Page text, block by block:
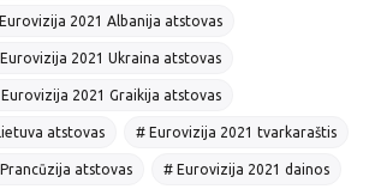
2021 Albanija atstovas
2021 Ukraina atstovas
2021 Graikija atstovas
atstovas # Eurovizija 2021 tvarkaraštis
atstovas # Eurovizija 2021 dainos